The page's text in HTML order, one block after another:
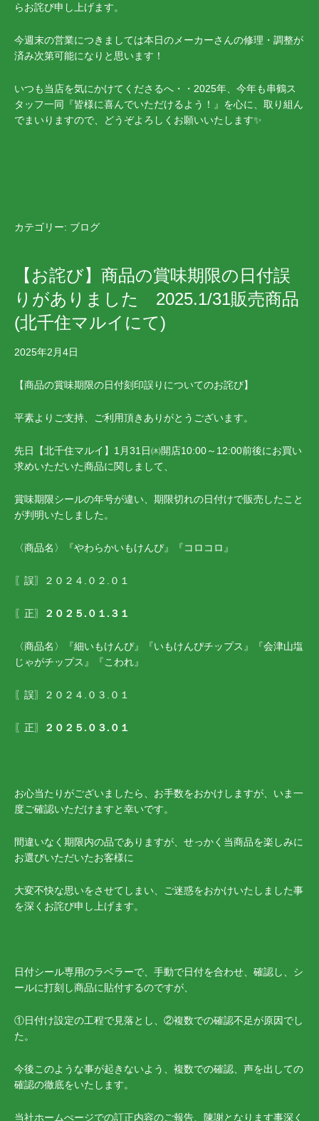
らお詫び申し上げます。
今週末の営業につきましては本日のメーカーさんの修理・調整が
済み次第可能になりと思います！
いつも当店を気にかけてくださるへ・・2025年、今年も串鶴ス
タッフ一同『皆様に喜んでいただけるよう！』を心に、取り組ん
でまいりますので、どうぞよろしくお願いいたします✨
カテゴリー: ブログ
【お詫び】商品の賞味期限の日付誤
りがありました 2025.1/31販売商品
(北千住マルイにて)
2025年2月4日
【商品の賞味期限の日付刻印誤りについてのお詫び】
平素よりご支持、ご利用頂きありがとうございます。
先日【北千住マルイ】1月31日㈭開店10:00～12:00前後にお買い
求めいただいた商品に関しまして、
賞味期限シールの年号が違い、期限切れの日付けで販売したこと
が判明いたしました。
〈商品名〉『やわらかいもけんぴ』『コロコロ』
〖誤〗２０２４.０２.０１
〖正〗 ２０２５.０１.３１
〈商品名〉『細いもけんぴ』『いもけんぴチップス』『会津山塩
じゃがチップス』『こわれ』
〖誤〗２０２４.０３.０１
〖正〗 ２０２５.０３.０１
お心当たりがございましたら、お手数をおかけしますが、いま一
度ご確認いただけますと幸いです。
間違いなく期限内の品でありますが、せっかく当商品を楽しみに
お選びいただいたお客様に
大変不快な思いをさせてしまい、ご迷惑をおかけいたしました事
を深くお詫び申し上げます。
日付シール専用のラベラーで、手動で日付を合わせ、確認し、シ
ールに打刻し商品に貼付するのですが、
①日付け設定の工程で見落とし、②複数での確認不足が原因でし
た。
今後このような事が起きないよう、複数での確認、声を出しての
確認の徹底をいたします。
当社ホームぺージでの訂正内容のご報告、陳謝となります事深く